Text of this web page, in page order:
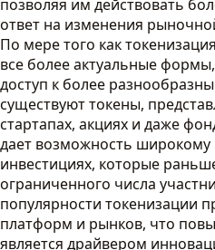
позволяя им действовать
ответ на изменения
По мере того как
все более актуальные
доступ к более
существуют токены,
стартапах, акциях и даже
дает возможность широкому
инвестициях, которые
ограниченного числа
популярности токенизации
платформ и рынков, что
является драйвером